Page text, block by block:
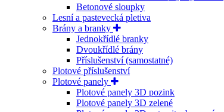
Betonové sloupky
Lesní a pastevecká pletiva
Brány a branky
Jednokřídlé branky
Dvoukřídlé brány
Příslušenství (samostatné)
Plotové příslušenství
Plotové panely
Plotové panely 3D pozink
Plotové panely 3D zelené